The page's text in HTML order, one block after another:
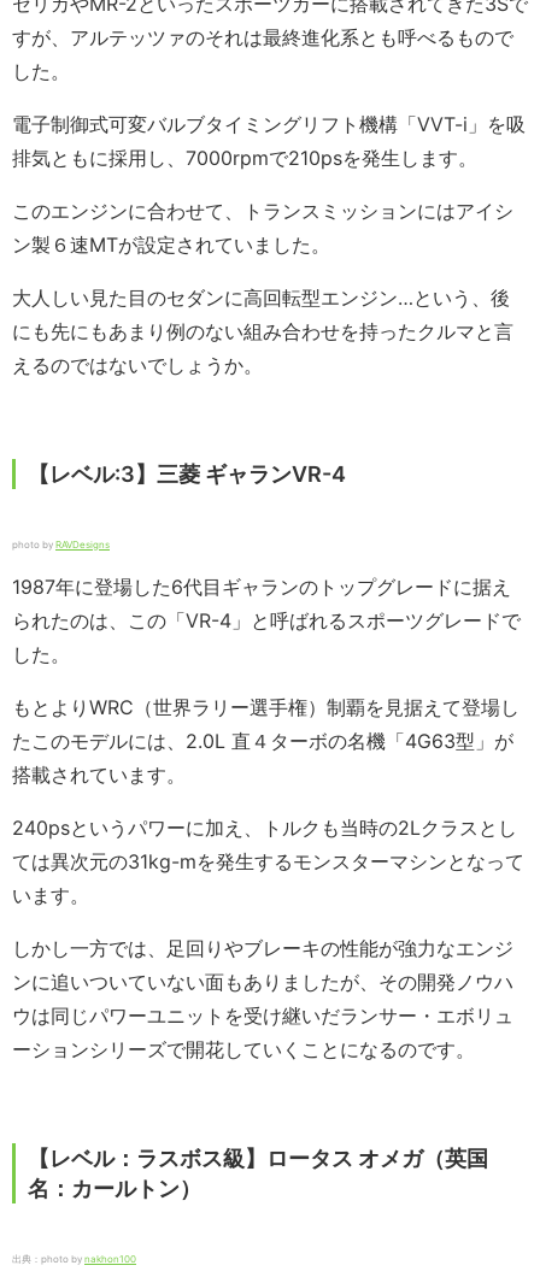
すが、アルテッツァのそれは最終進化系とも呼べるもので
した。
電子制御式可変バルブタイミングリフト機構「VVT-i」を吸
排気ともに採用し、7000rpmで210psを発生します。
このエンジンに合わせて、トランスミッションにはアイシ
ン製６速MTが設定されていました。
大人しい見た目のセダンに高回転型エンジン…という、後
にも先にもあまり例のない組み合わせを持ったクルマと言
えるのではないでしょうか。
【レベル:3】三菱 ギャランVR-4
photo by RAVDesigns
1987年に登場した6代目ギャランのトップグレードに据え
られたのは、この「VR-4」と呼ばれるスポーツグレードで
した。
もとよりWRC（世界ラリー選手権）制覇を見据えて登場し
たこのモデルには、2.0L 直４ターボの名機「4G63型」が
搭載されています。
240psというパワーに加え、トルクも当時の2Lクラスとし
ては異次元の31kg-mを発生するモンスターマシンとなって
います。
しかし一方では、足回りやブレーキの性能が強力なエンジ
ンに追いついていない面もありましたが、その開発ノウハ
ウは同じパワーユニットを受け継いだランサー・エボリュ
ーションシリーズで開花していくことになるのです。
【レベル：ラスボス級】ロータス オメガ（英国
名：カールトン）
出典：photo by nakhon100